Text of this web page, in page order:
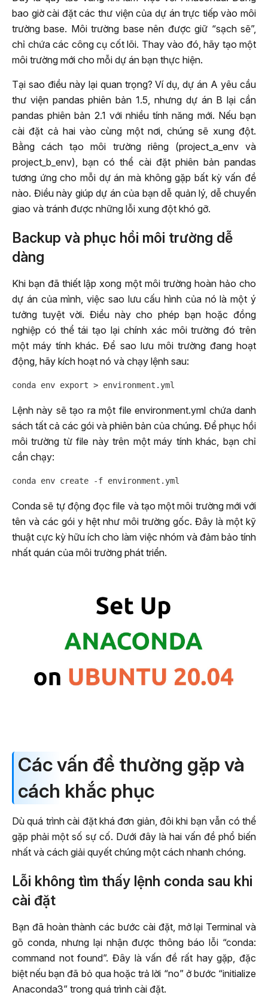
bao giờ cài đặt các thư viện của dự án trực tiếp vào môi
trường base. Môi trường base nên được giữ “sạch sẽ”,
chỉ chứa các công cụ cốt lõi. Thay vào đó, hãy tạo một
môi trường mới cho mỗi dự án bạn thực hiện.
Tại sao điều này lại quan trọng? Ví dụ, dự án A yêu cầu
thư viện pandas phiên bản 1.5, nhưng dự án B lại cần
pandas phiên bản 2.1 với nhiều tính năng mới. Nếu bạn
cài đặt cả hai vào cùng một nơi, chúng sẽ xung đột.
Bằng cách tạo môi trường riêng (project_a_env và
project_b_env), bạn có thể cài đặt phiên bản pandas
tương ứng cho mỗi dự án mà không gặp bất kỳ vấn đề
nào. Điều này giúp dự án của bạn dễ quản lý, dễ chuyển
giao và tránh được những lỗi xung đột khó gỡ.
Backup và phục hồi môi trường dễ
dàng
Khi bạn đã thiết lập xong một môi trường hoàn hảo cho
dự án của mình, việc sao lưu cấu hình của nó là một ý
tưởng tuyệt vời. Điều này cho phép bạn hoặc đồng
nghiệp có thể tái tạo lại chính xác môi trường đó trên
một máy tính khác. Để sao lưu môi trường đang hoạt
động, hãy kích hoạt nó và chạy lệnh sau:
Lệnh này sẽ tạo ra một file environment.yml chứa danh
sách tất cả các gói và phiên bản của chúng. Để phục hồi
môi trường từ file này trên một máy tính khác, bạn chỉ
cần chạy:
Conda sẽ tự động đọc file và tạo một môi trường mới với
tên và các gói y hệt như môi trường gốc. Đây là một kỹ
thuật cực kỳ hữu ích cho làm việc nhóm và đảm bảo tính
nhất quán của môi trường phát triển.
Các vấn đề thường gặp và
cách khắc phục
Dù quá trình cài đặt khá đơn giản, đôi khi bạn vẫn có thể
gặp phải một số sự cố. Dưới đây là hai vấn đề phổ biến
nhất và cách giải quyết chúng một cách nhanh chóng.
Lỗi không tìm thấy lệnh conda sau khi
cài đặt
Bạn đã hoàn thành các bước cài đặt, mở lại Terminal và
gõ conda, nhưng lại nhận được thông báo lỗi “conda:
command not found”. Đây là vấn đề rất hay gặp, đặc
biệt nếu bạn đã bỏ qua hoặc trả lời “no” ở bước “initialize
Anaconda3” trong quá trình cài đặt.